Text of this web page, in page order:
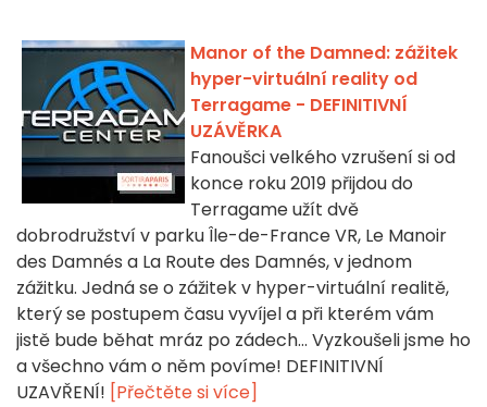
Manor of the Damned: zážitek
hyper-virtuální reality od
Terragame - DEFINITIVNÍ
UZÁVĚRKA
Fanoušci velkého vzrušení si od
konce roku 2019 přijdou do
Terragame užít dvě
dobrodružství v parku Île-de-France VR, Le Manoir
des Damnés a La Route des Damnés, v jednom
zážitku. Jedná se o zážitek v hyper-virtuální realitě,
který se postupem času vyvíjel a při kterém vám
jistě bude běhat mráz po zádech... Vyzkoušeli jsme ho
a všechno vám o něm povíme! DEFINITIVNÍ
UZAVŘENÍ! [Přečtěte si více]